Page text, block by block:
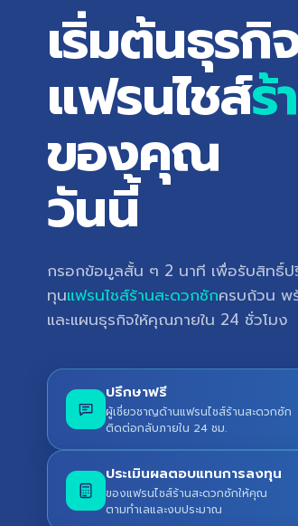
เริ่มต้นธุรกิ
แฟรนไชส์ร้
ของคุณ
วันนี้
กรอกข้อมูลสั้น ๆ 2 นาที เพื่อรับสิทธิ์
ทุนแฟรนไชส์ร้านสะดวกซักครบถ้วน พ
และแผนธุรกิจให้คุณภายใน 24 ชั่วโมง
ปรึกษาฟรี
ผู้เชี่ยวชาญด้านแฟรนไชส์ร้านสะดวกซัก
ติดต่อกลับภายใน 24 ชม.
ประเมินผลตอบแทนการลงทุน
ของแฟรนไชส์ร้านสะดวกซักให้คุณ
ตามทำเลและงบประมาณ